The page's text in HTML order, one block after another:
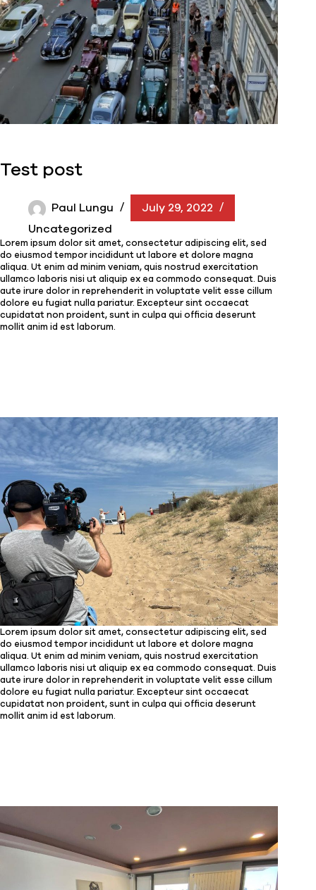
Test post
Paul Lungu
July 29, 2022
Uncategorized
Lorem ipsum dolor sit amet, consectetur adipiscing elit, sed
do eiusmod tempor incididunt ut labore et dolore magna
aliqua. Ut enim ad minim veniam, quis nostrud exercitation
ullamco laboris nisi ut aliquip ex ea commodo consequat. Duis
aute irure dolor in reprehenderit in voluptate velit esse cillum
dolore eu fugiat nulla pariatur. Excepteur sint occaecat
cupidatat non proident, sunt in culpa qui officia deserunt
mollit anim id est laborum.
Lorem ipsum dolor sit amet, consectetur adipiscing elit, sed
do eiusmod tempor incididunt ut labore et dolore magna
aliqua. Ut enim ad minim veniam, quis nostrud exercitation
ullamco laboris nisi ut aliquip ex ea commodo consequat. Duis
aute irure dolor in reprehenderit in voluptate velit esse cillum
dolore eu fugiat nulla pariatur. Excepteur sint occaecat
cupidatat non proident, sunt in culpa qui officia deserunt
mollit anim id est laborum.